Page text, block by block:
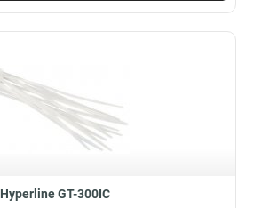
Hyperline GT-300IC